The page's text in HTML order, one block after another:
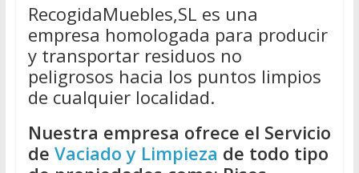
RecogidaMuebles,SL es una
empresa homologada para producir
y transportar residuos no
peligrosos hacia los puntos limpios
de cualquier localidad.
Nuestra empresa ofrece el Servicio
de Vaciado y Limpieza de todo tipo